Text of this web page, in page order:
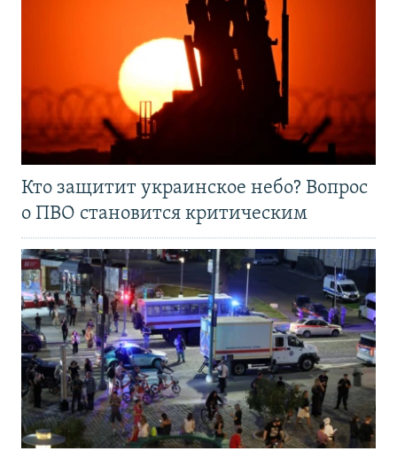
Кто защитит украинское небо? Вопрос
о ПВО становится критическим